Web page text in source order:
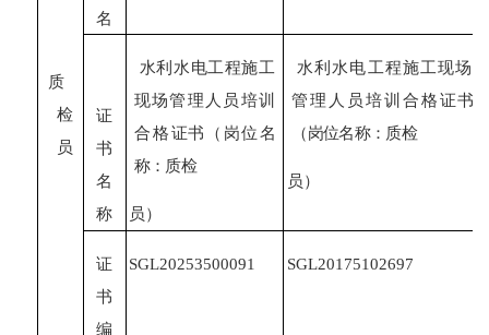
质
检
员
名
证
书
名
称
水利水电工程施工
现场管理人员培训
合格证书 （ 岗位名
称：质检
员）
水利水电工程施工现场
管理人员培训合格证书
（岗位名称：质检
员）
证
书
编
SGL20253500091 SGL20175102697